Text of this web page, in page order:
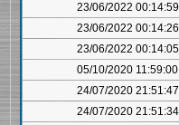
23/06/2022 00:14:59
23/06/2022 00:14:26
23/06/2022 00:14:05
05/10/2020 11:59:00
24/07/2020 21:51:47
24/07/2020 21:51:34